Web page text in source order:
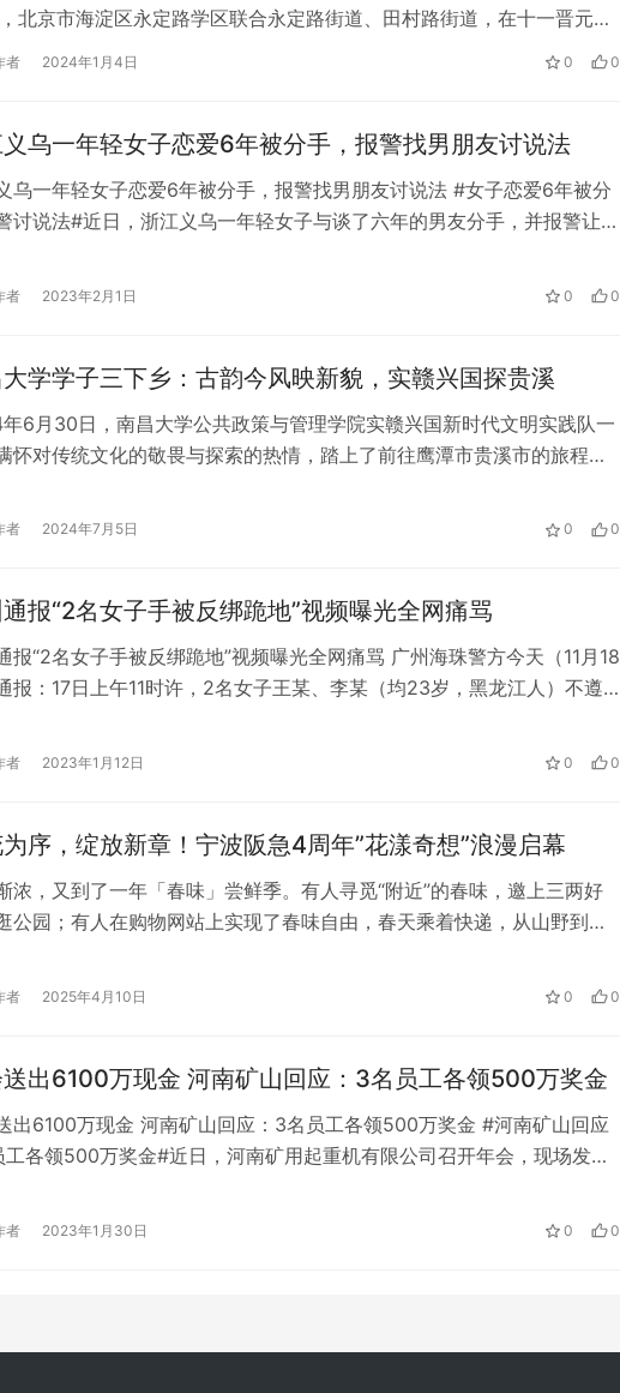
北京市海淀区永定路学区联合永定路街道、田村路街道，在十一晋元中
举办了主题为“躬耕教坛千帆竞 强国有我致远行”——2023年教育年会暨
“学生喜爱的好老师”表彰大会。 学区优秀教师表彰 五一未来实验小学的
者 2024年1月4日 0 0
乌一年轻女子恋爱6年被分手，报警找男朋友讨说法
乌一年轻女子恋爱6年被分手，报警找男朋友讨说法 #女子恋爱6年被分
讨说法#近日，浙江义乌一年轻女子与谈了六年的男友分手，并报警让警
不值得，要干净体面！” 爱情是很难推理和逻辑的。并不是时间越长越
，也不是一方可以永远投入其中。一段感情失败的原因有很多，但最根
者 2023年2月1日 0 0
学学子三下乡：古韵今风映新貌，实赣兴国探贵溪
6月30日，南昌大学公共政策与管理学院实赣兴国新时代文明实践队一
怀对传统文化的敬畏与探索的热情，踏上了前往鹰潭市贵溪市的旅程。
承载着厚重历史与文化底蕴的老县衙，开启了一场别开生面的文化寻根
图为实践队员抵达贵溪站 陈毅摄 走进茨荸弄老街，仿佛穿越了
者 2024年7月5日 0 0
通报“2名女子手被反绑跪地”视频曝光全网痛骂
报“2名女子手被反绑跪地”视频曝光全网痛骂 广州海珠警方今天（11月18
报：17日上午11时许，2名女子王某、李某（均23岁，黑龙江人）不遵
，两名女子被绊倒以后，戴着口罩的灰衣女子双手被捆于背后，跪倒在
衣女子双手、双脚也均被捆绑住，躺在灰衣女子身旁。 视频、图片在网
者 2023年1月12日 0 0
序，绽放新章！宁波阪急4周年”花漾奇想”浪漫启幕
浓，又到了一年「春味」尝鲜季。有人寻觅“附近”的春味，邀上三两好
公园；有人在购物网站上实现了春味自由，春天乘着快递，从山野到了
即将浪漫启幕！ 2025年4月11日至20日，宁波阪急以”花漾奇旅”为主题
日盛宴，来阪急顾客可打卡鲜花艺术装置，领…
者 2025年4月10日 0 0
出6100万现金 河南矿山回应：3名员工各领500万奖金
出6100万现金 河南矿山回应：3名员工各领500万奖金 #河南矿山回应
工各领500万奖金#近日，河南矿用起重机有限公司召开年会，现场发放
六，公司大年初一上班后，就有很多人打电话到公司投简历，两天内接
多个电话和网上咨询，其中有20多人已经现场填写了登记表。 河南…
者 2023年1月30日 0 0